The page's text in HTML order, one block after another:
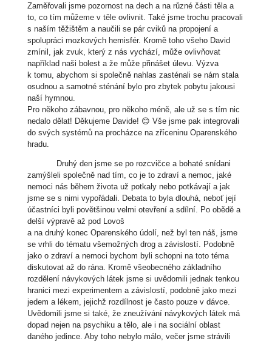
Zaměřovali jsme pozornost na dech a na různé části těla a
to, co tím můžeme v těle ovlivnit. Také jsme trochu pracovali
s naším těžištěm a naučili se pár cviků na propojení a
spolupráci mozkových hemisfér. Kromě toho všeho David
zmínil, jak zvuk, který z nás vychází, může ovlivňovat
například naši bolest a že může přinášet úlevu. Výzva
k tomu, abychom si společně nahlas zasténali se nám stala
osudnou a samotné sténání bylo pro zbytek pobytu jakousi
naší hymnou.
Pro někoho zábavnou, pro někoho méně, ale už se s tím nic
nedalo dělat! Děkujeme Davide! 😊 Vše jsme pak integrovali
do svých systémů na procházce na zříceninu Oparenského
hradu.
Druhý den jsme se po rozcvičce a bohaté snídani
zamýšleli společně nad tím, co je to zdraví a nemoc, jaké
nemoci nás během života už potkaly nebo potkávají a jak
jsme se s nimi vypořádali. Debata to byla dlouhá, neboť její
účastníci byli povětšinou velmi otevření a sdílní. Po obědě a
delší výpravě až pod Lovoš
a na druhý konec Oparenského údolí, než byl ten náš, jsme
se vrhli do tématu všemožných drog a závislostí. Podobně
jako o zdraví a nemoci bychom byli schopni na toto téma
diskutovat až do rána. Kromě všeobecného základního
rozdělení návykových látek jsme si uvědomili jednak tenkou
hranici mezi experimentem a závislostí, podobně jako mezi
jedem a lékem, jejichž rozdílnost je často pouze v dávce.
Uvědomili jsme si také, že zneužívání návykových látek má
dopad nejen na psychiku a tělo, ale i na sociální oblast
daného jedince. Aby toho nebylo málo, večer jsme strávili